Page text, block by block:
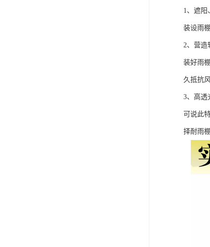
1、遮阳
装设雨
2、营造
装好雨
久抵抗
3、高透
可说此
择耐雨